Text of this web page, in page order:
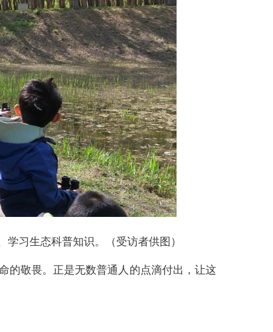
习生态科普知识。（受访者供图）
敬畏。正是无数普通人的点滴付出，让这